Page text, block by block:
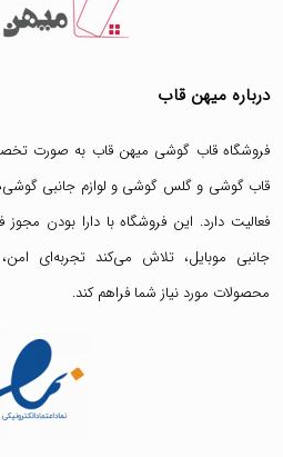
درباره میهن قاب
فروشگاه قاب گوشی میهن قاب به صورت
قاب گوشی وگلس گوشی و لوازم جانبی
فعالیت دارد. این فروشگاه با دارا بودن
جانبی موبایل، تلاش می‌کند تجربه‌ای
محصولات مورد نیاز شما فراهم کند.